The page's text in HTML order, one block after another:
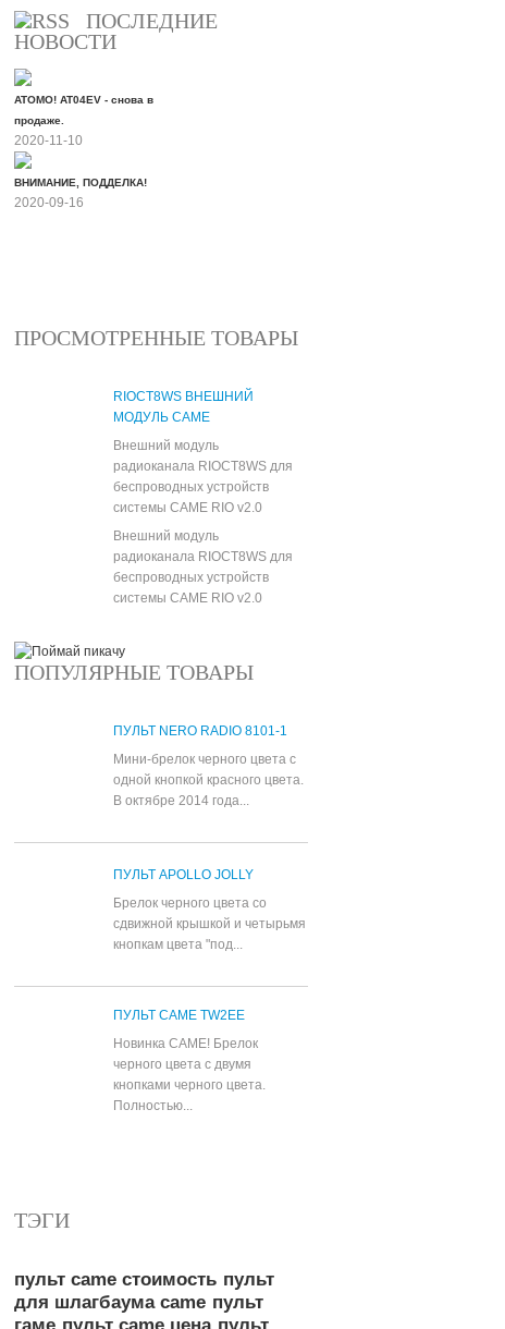
ПОСЛЕДНИЕ
НОВОСТИ
ATOMO! AT04EV - снова в
продаже.
2020-11-10
ВНИМАНИЕ, ПОДДЕЛКА!
2020-09-16
ПРОСМОТРЕННЫЕ ТОВАРЫ
RIOCT8WS ВНЕШНИЙ
МОДУЛЬ CAME
Внешний модуль
радиоканала RIOCT8WS для
беспроводных устройств
системы CAME RIO v2.0
Внешний модуль
радиоканала RIOCT8WS для
беспроводных устройств
системы CAME RIO v2.0
ПОПУЛЯРНЫЕ ТОВАРЫ
ПУЛЬТ NERO RADIO 8101-1
Мини-брелок черного цвета с
одной кнопкой красного цвета.
В октябре 2014 года...
ПУЛЬТ APOLLO JOLLY
Брелок черного цвета со
сдвижной крышкой и четырьмя
кнопкам цвета "под...
ПУЛЬТ CAME TW2EE
Новинка CAME! Брелок
черного цвета с двумя
кнопками черного цвета.
Полностью...
ТЭГИ
пульт came стоимость пульт
для шлагбаума came пульт